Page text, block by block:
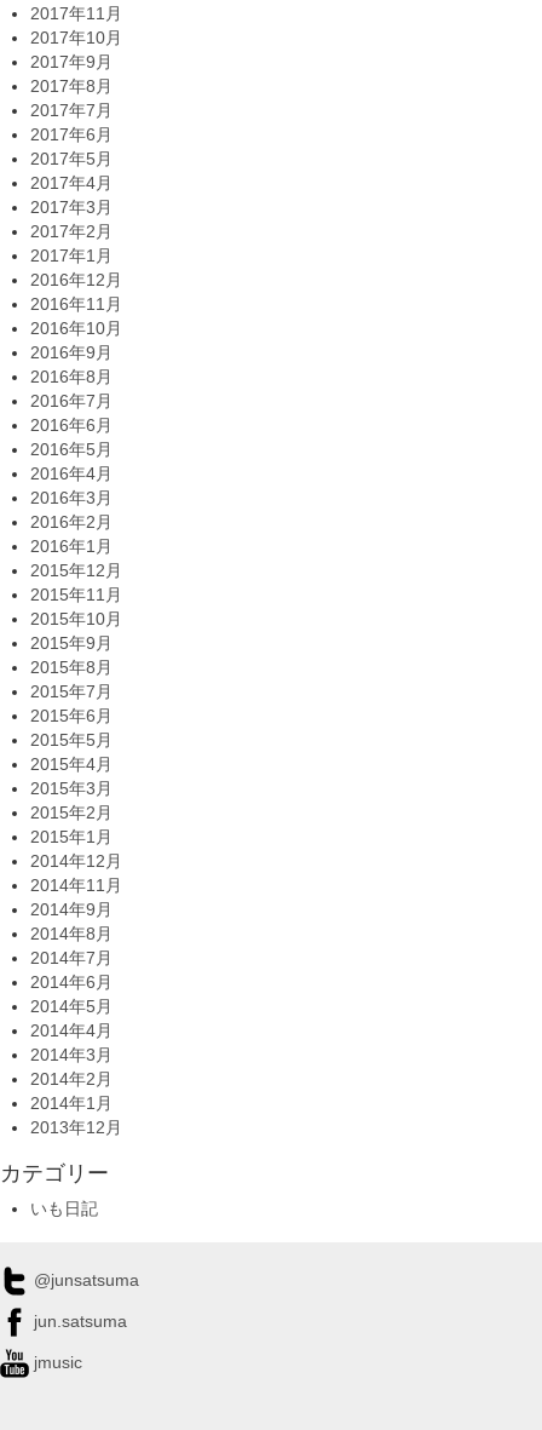
2017年11月
2017年10月
2017年9月
2017年8月
2017年7月
2017年6月
2017年5月
2017年4月
2017年3月
2017年2月
2017年1月
2016年12月
2016年11月
2016年10月
2016年9月
2016年8月
2016年7月
2016年6月
2016年5月
2016年4月
2016年3月
2016年2月
2016年1月
2015年12月
2015年11月
2015年10月
2015年9月
2015年8月
2015年7月
2015年6月
2015年5月
2015年4月
2015年3月
2015年2月
2015年1月
2014年12月
2014年11月
2014年9月
2014年8月
2014年7月
2014年6月
2014年5月
2014年4月
2014年3月
2014年2月
2014年1月
2013年12月
カテゴリー
いも日記
@junsatsuma
jun.satsuma
jmusic